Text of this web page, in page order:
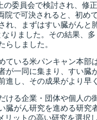
委員会で検討され、
両院で可決されると、
、まずはすい臓がんと
りました。その結果
らしました。
いる米パンキャン本
が一同に集まり、すい
し、その成果がより早
る企業・団体や個人
臓がん研究を進める研
ットの高い研究を選